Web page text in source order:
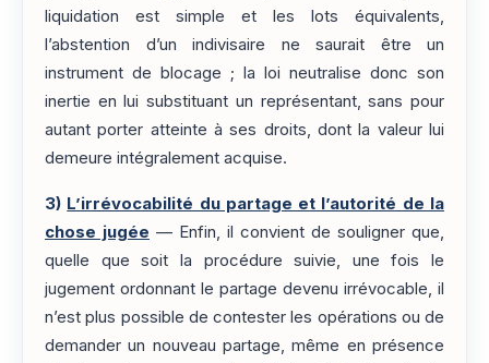
liquidation est simple et les lots équivalents,
l’abstention d’un indivisaire ne saurait être un
instrument de blocage ; la loi neutralise donc son
inertie en lui substituant un représentant, sans pour
autant porter atteinte à ses droits, dont la valeur lui
demeure intégralement acquise.
3) L’irrévocabilité du partage et l’autorité de la
chose jugée — Enfin, il convient de souligner que,
quelle que soit la procédure suivie, une fois le
jugement ordonnant le partage devenu irrévocable, il
n’est plus possible de contester les opérations ou de
demander un nouveau partage, même en présence